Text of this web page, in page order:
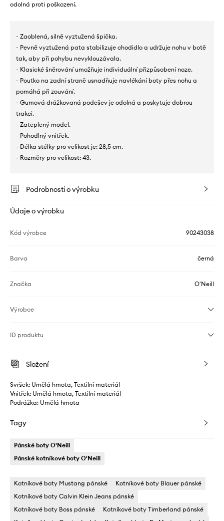
odolná proti poškození.
- Zaoblená, silně vyztužená špička.
- Pevně vyztužená pata stabilizuje chodidlo a udržuje nohu v botě
tak, aby při pohybu nevyklouzávala.
- Klasické šněrování umožňuje individuální přizpůsobení noze.
- Poutko na zadní straně usnadňuje navlékání boty přes nohu a
pomáhá při zouvání.
- Gumová drážkovaná podešev je odolná a poskytuje dobrou
trakci.
- Zateplený model.
- Pohodlný vnitřek.
- Délka stélky pro velikost je: 28,5 cm.
- Rozměry pro velikost: 43.
Podrobnosti o výrobku
Údaje o výrobku
Kód výrobce 90243038
Barva černá
Značka O'Neill
Výrobce
ID produktu
Složení
Svršek: Umělá hmota, Textilní materiál
Vnitřek: Umělá hmota, Textilní materiál
Podrážka: Umělá hmota
Tagy
Pánské boty O'Neill
Pánské kotníkové boty O'Neill
Kotníkové boty Mustang pánské
Kotníkové boty Blauer pánské
Kotníkové boty Calvin Klein Jeans pánské
Kotníkové boty Boss pánské
Kotníkové boty Timberland pánské